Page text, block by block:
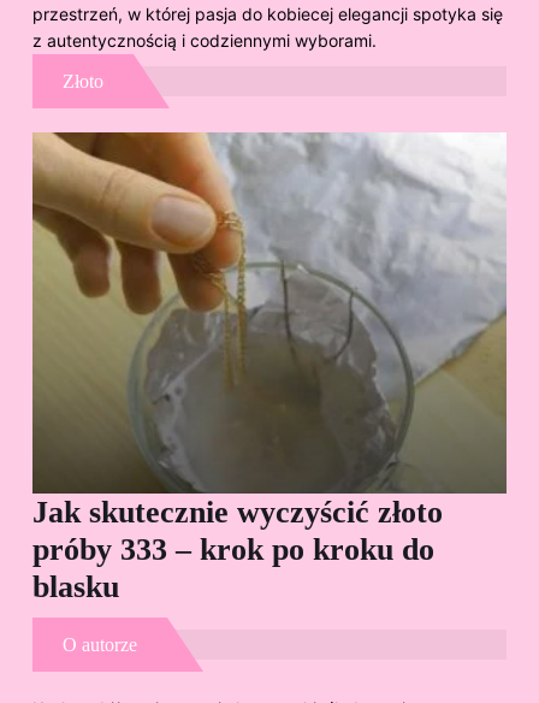
przestrzeń, w której pasja do kobiecej elegancji spotyka się
z autentycznością i codziennymi wyborami.
Złoto
Jak skutecznie wyczyścić złoto
próby 333 – krok po kroku do
blasku
O autorze